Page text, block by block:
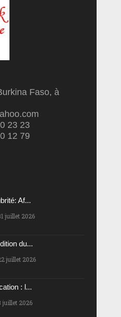
Faso, à
23 23
12 79
Af...
juillet 2026
du...
juillet 2026
: l...
juillet 2026